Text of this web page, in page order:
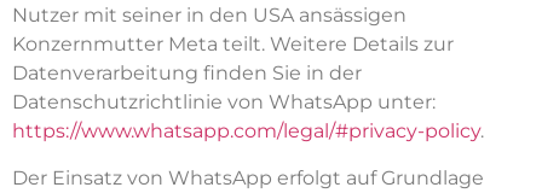
Nutzer mit seiner in den USA ansässigen
Konzernmutter Meta teilt. Weitere Details zur
Datenverarbeitung finden Sie in der
Datenschutzrichtlinie von WhatsApp unter:
https://www.whatsapp.com/legal/#privacy-policy.
Der Einsatz von WhatsApp erfolgt auf Grundlage